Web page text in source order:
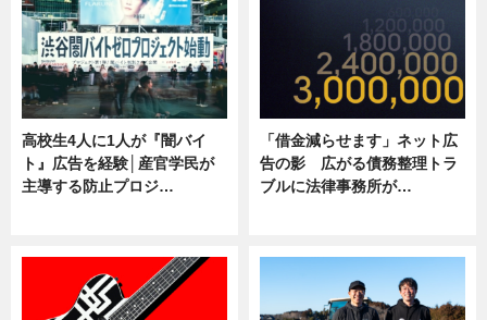
高校生4人に1人が『闇バイ
ト』広告を経験│産官学民が
主導する防止プロジ…
「借金減らせます」ネット広
告の影 広がる債務整理トラ
ブルに法律事務所が…